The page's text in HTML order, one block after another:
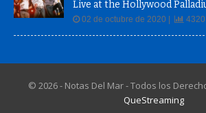
Live at the Hollywood
02 de octubre de 2020 | 4320
© 2026 - Notas Del Mar - Todos los
QueStreaming